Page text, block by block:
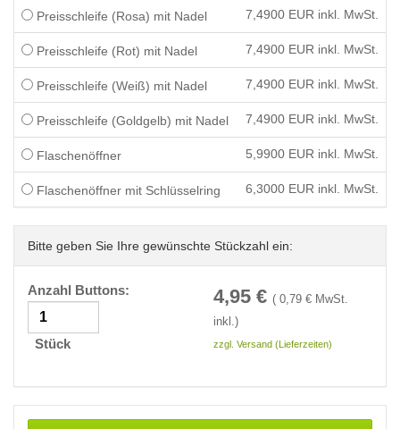
Preisschleife (Rosa) mit Nadel 7,4900 EUR inkl. MwSt.
Preisschleife (Rot) mit Nadel 7,4900 EUR inkl. MwSt.
Preisschleife (Weiß) mit Nadel 7,4900 EUR inkl. MwSt.
Preisschleife (Goldgelb) mit Nadel 7,4900 EUR inkl. MwSt.
Flaschenöffner 5,9900 EUR inkl. MwSt.
Flaschenöffner mit Schlüsselring 6,3000 EUR inkl. MwSt.
Bitte geben Sie Ihre gewünschte Stückzahl ein:
Anzahl Buttons:
Stück
4,95 € ( 0,79 € MwSt.
inkl.)
zzgl. Versand (Lieferzeiten)